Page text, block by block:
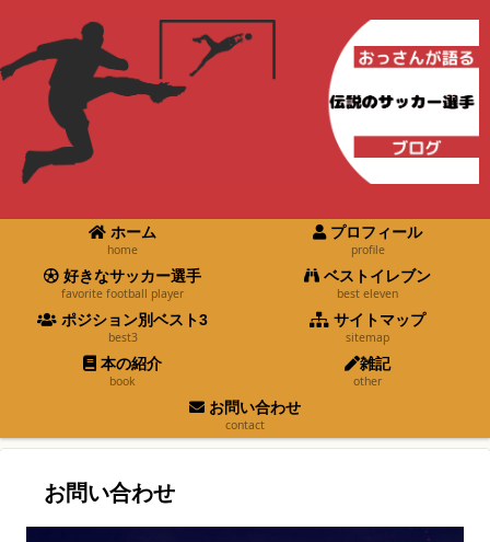
ホーム
home
プロフィール
profile
好きなサッカー選手
favorite football player
ベストイレブン
best eleven
ポジション別ベスト3
best3
サイトマップ
sitemap
本の紹介
book
雑記
other
お問い合わせ
contact
お問い合わせ